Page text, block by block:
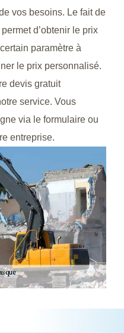
vos besoins. Le fait de
d’obtenir le prix
paramètre à
le prix personnalisé.
devis gratuit
service. Vous
via le formulaire ou
entreprise.